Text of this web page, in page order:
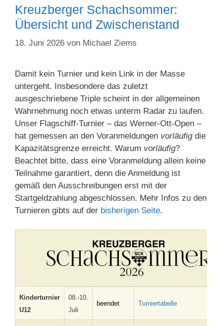
Kreuzberger Schachsommer:
Übersicht und Zwischenstand
18. Juni 2026 von Michael Ziems
Damit kein Turnier und kein Link in der Masse
untergeht. Insbesondere das zuletzt
ausgeschriebene Triple scheint in der allgemeinen
Wahrnehmung noch etwas unterm Radar zu laufen.
Unser Flagschiff-Turnier – das Werner-Ott-Open –
hat gemessen an den Voranmeldungen vorläufigdie
Kapazitätsgrenze erreicht. Warum vorläufig?
Beachtet bitte, dass eine Voranmeldung allein keine
Teilnahme garantiert, denn die Anmeldung ist
gemäß den Ausschreibungen erst mit der
Startgeldzahlung abgeschlossen. Mehr Infos zu den
Turnieren gibts auf der bisherigen Seite.
Kinderturnier
U12
08.-10.
Juli
beendet Turniertabelle